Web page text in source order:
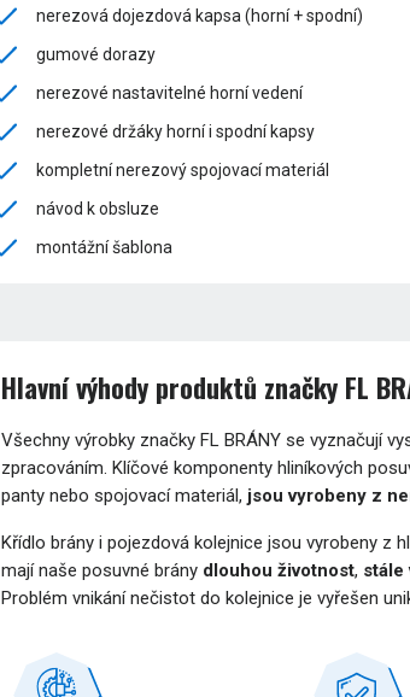
nerezová dojezdová kapsa (horní + spodní)
gumové dorazy
nerezové nastavitelné horní vedení
nerezové držáky horní i spodní kapsy
kompletní nerezový spojovací materiál
návod k obsluze
montážní šablona
Hlavní výhody produktů značky FL
Všechny výrobky značky FL BRÁNY se vyznačují
zpracováním. Klíčové komponenty hliníkových
panty nebo spojovací materiál, jsou vyrobeny z
Křídlo brány i pojezdová kolejnice jsou vyrobeny z
mají naše posuvné brány dlouhou životnost, stále
Problém vnikání nečistot do kolejnice je vyřešen